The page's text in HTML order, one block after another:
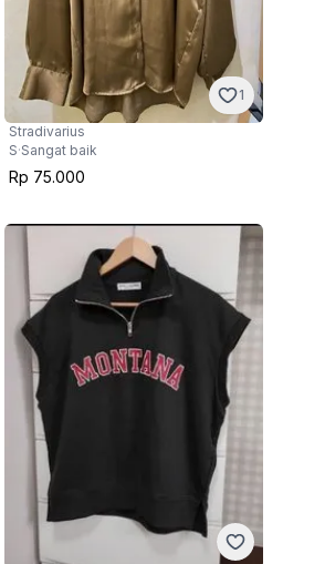
1
Stradivarius
S·Sangat baik
Rp 75.000